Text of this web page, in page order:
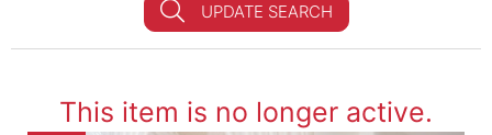
UPDATE SEARCH
This item is no longer active.